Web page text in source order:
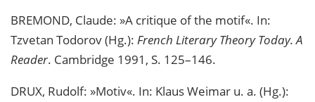
BREMOND, Claude: »A critique of the motif«. In:
Tzvetan Todorov (Hg.): French Literary Theory Today. A
Reader. Cambridge 1991, S. 125–146.
DRUX, Rudolf: »Motiv«. In: Klaus Weimar u. a. (Hg.):